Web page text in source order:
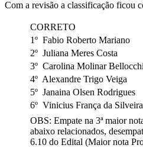
Com a revisão a classificação ficou
CORRETO
1º Fabio Roberto Mariano
2º Juliana Meres Costa
3º Carolina Molinar
4º Alexandre Trigo Veiga
5º Janaina Olsen Rodrigues
6º Vinicius França da Silveira
OBS: Empate na 3ª maior
abaixo relacionados,
6.10 do Edital (Maior nota